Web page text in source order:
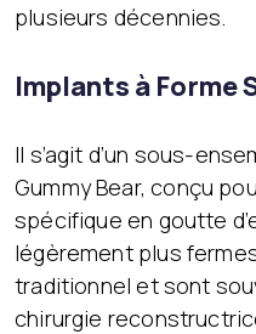
plusieurs décennies.
Implants à Forme
Il s’agit d’un sous-
Gummy Bear, conçu
spécifique en goutte
légèrement plus
traditionnel et sont
chirurgie